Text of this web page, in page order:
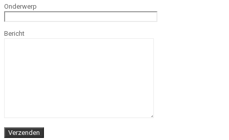
Onderwerp
Bericht